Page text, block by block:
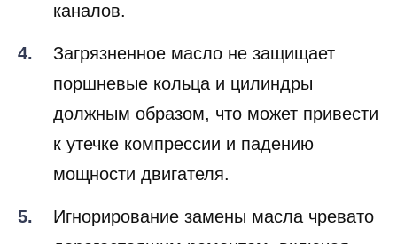
каналов.
Загрязненное масло не защищает
поршневые кольца и цилиндры
должным образом, что может привести
к утечке компрессии и падению
мощности двигателя.
Игнорирование замены масла чревато